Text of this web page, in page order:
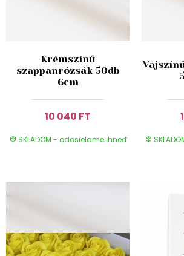
Krémszínű
szappanrózsák 50db
6cm
10 040 FT
SKLADOM - odosielame ihneď